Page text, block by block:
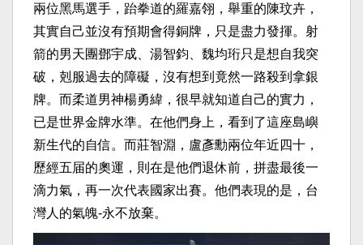
兩位黑馬選手，跆拳道的羅嘉翎，舉重的陳玟卉，
其實自己並沒有預期會得銅牌，只是盡力發揮。射
箭的男天團鄧宇成、湯智鈞、魏均珩只是想自我突
破，剋服過去的障礙，沒有想到竟然一路殺到拿銀
牌。而柔道男神楊勇緯，很早就知道自己的實力，
已是世界金牌水準。在他們身上，看到了這座島嶼
新生代的自信。而莊智淵，盧彥勳兩位年近四十，
歷經五届的奧運，則在是他們退休前，拼盡最後一
滴力氣，再一次代表國家出賽。他們表現的是，台
灣人的氣魄-永不放棄。